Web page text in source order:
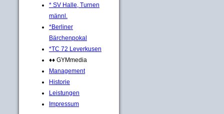
* SV Halle, Turnen
männl.
*Berliner
Bärchenpokal
*TC 72 Leverkusen
♦♦ GYMmedia
Management
Historie
Leistungen
Impressum